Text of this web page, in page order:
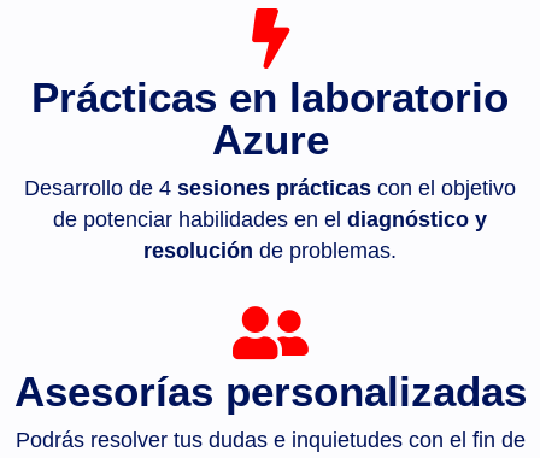
Prácticas en laboratorio
Azure
Desarrollo de 4 sesiones prácticas con el objetivo
de potenciar habilidades en el diagnóstico y
resolución de problemas.
Asesorías personalizadas
Podrás resolver tus dudas e inquietudes con el fin de